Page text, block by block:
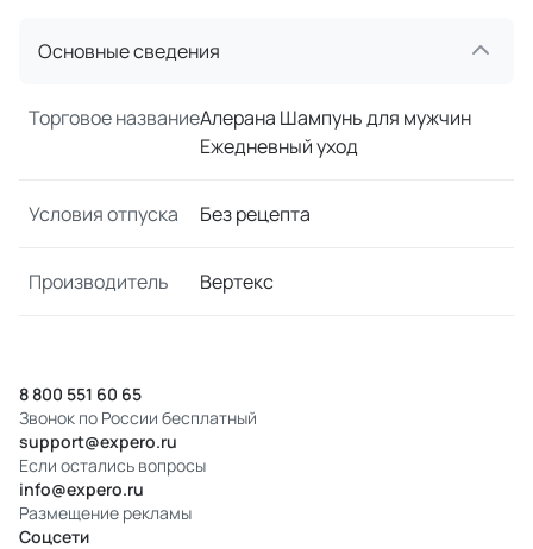
Основные сведения
Торговое названиеАлерана Шампунь для мужчин
Ежедневный уход
Условия отпуска Без рецепта
Производитель Вертекс
8 800 551 60 65
Звонок по России бесплатный
support@expero.ru
Если остались вопросы
info@expero.ru
Размещение рекламы
Соцсети